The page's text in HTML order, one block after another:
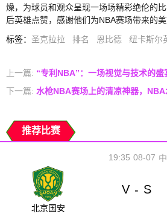
燥，为球员和观众呈现一场场精彩绝伦的
后英雄点赞，感谢他们为NBA赛场带来的美
标签： 圣克拉拉 排名 恩比德 纽卡斯尔
上一篇: “专利NBA”：一场视觉与技术的盛
下一篇: 水枪NBA赛场上的清凉神器，NBA
推荐比赛
08-07
19:35
北京国安
V - S